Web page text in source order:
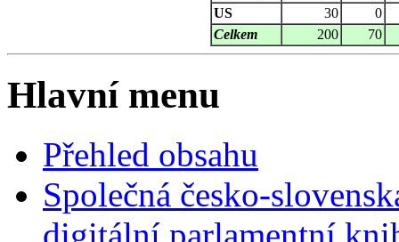
US
30
0
Celkem
200 70
Hlavní menu
Přehled obsahu
Společná česko-
digitální parlamentní